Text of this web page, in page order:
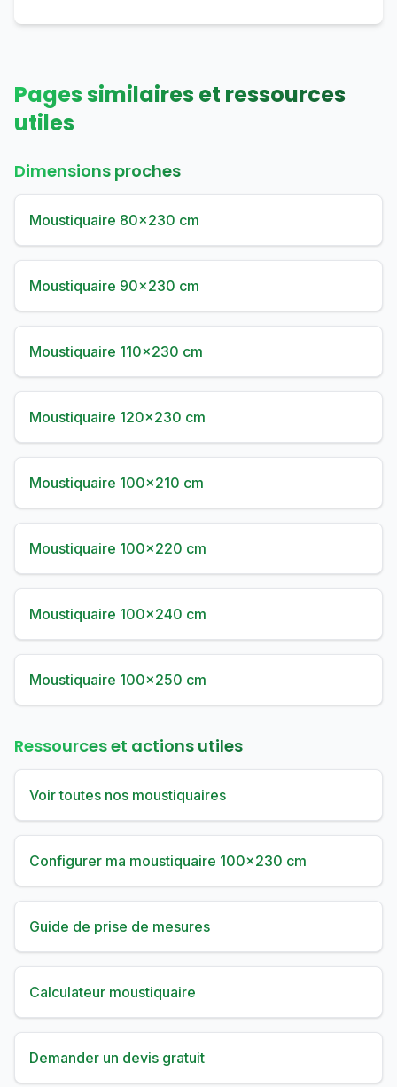
Pages similaires et ressources
utiles
Dimensions proches
Moustiquaire 80×230 cm
Moustiquaire 90×230 cm
Moustiquaire 110×230 cm
Moustiquaire 120×230 cm
Moustiquaire 100×210 cm
Moustiquaire 100×220 cm
Moustiquaire 100×240 cm
Moustiquaire 100×250 cm
Ressources et actions utiles
Voir toutes nos moustiquaires
Configurer ma moustiquaire 100×230 cm
Guide de prise de mesures
Calculateur moustiquaire
Demander un devis gratuit